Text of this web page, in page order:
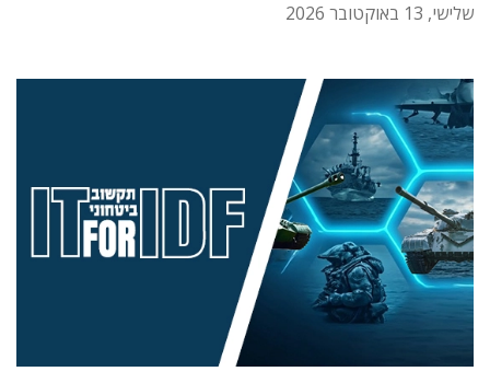
שלישי, 13 באוקטובר 2026